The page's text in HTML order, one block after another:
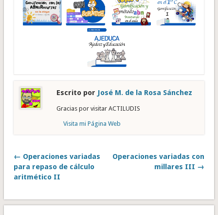
Escrito por José M. de la Rosa Sánchez
Gracias por visitar ACTILUDIS
Visita mi Página Web
← Operaciones variadas
para repaso de cálculo
aritmético II
Operaciones variadas con
millares III →